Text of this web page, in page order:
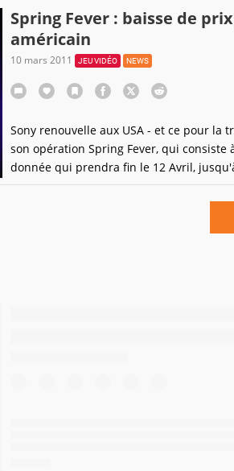
fous.Dans un autre
Spring Fever : baisse de
américain
10 mars 2011 JEU VIDÉO NEWS
Sony renouvelle aux USA - et ce pour la
son opération Spring Fever, qui
donnée qui prendra fin le 12 Avril,
comptes PlayStation +, 25% pour le
partie de son catalogue PlayStation